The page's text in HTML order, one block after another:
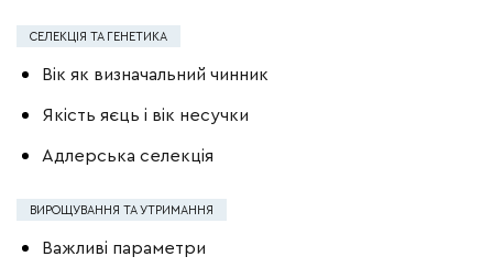
СЕЛЕКЦІЯ ТА ГЕНЕТИКА
Вік як визначальний чинник
Якість яєць і вік несучки
Адлерська селекція
ВИРОЩУВАННЯ ТА УТРИМАННЯ
Важливі параметри